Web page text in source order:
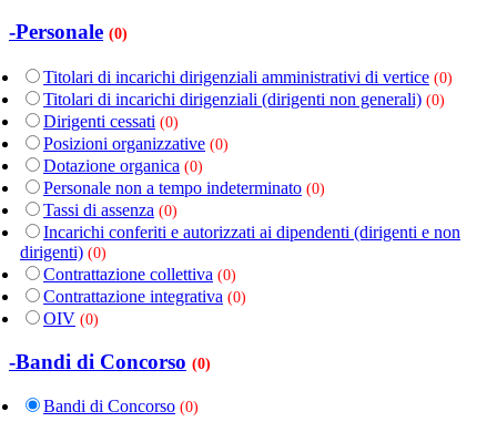
-Personale (0)
Titolari di incarichi dirigenziali amministrativi di vertice (0)
Titolari di incarichi dirigenziali (dirigenti non generali) (0)
Dirigenti cessati (0)
Posizioni organizzative (0)
Dotazione organica (0)
Personale non a tempo indeterminato (0)
Tassi di assenza (0)
Incarichi conferiti e autorizzati ai dipendenti (dirigenti e non
dirigenti) (0)
Contrattazione collettiva (0)
Contrattazione integrativa (0)
OIV (0)
-Bandi di Concorso (0)
Bandi di Concorso (0)